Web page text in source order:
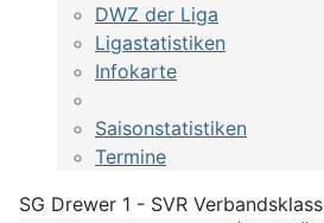
DWZ der Liga
Ligastatistiken
Infokarte
Saisonstatistiken
Termine
SG Drewer 1 - SVR